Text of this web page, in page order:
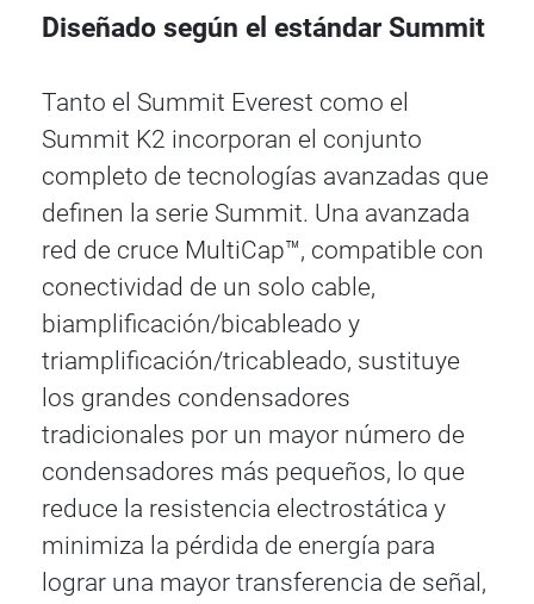
Diseñado según el estándar Summit
Tanto el Summit Everest como el
Summit K2 incorporan el conjunto
completo de tecnologías avanzadas que
definen la serie Summit. Una avanzada
red de cruce MultiCap™, compatible con
conectividad de un solo cable,
biamplificación/bicableado y
triamplificación/tricableado, sustituye
los grandes condensadores
tradicionales por un mayor número de
condensadores más pequeños, lo que
reduce la resistencia electrostática y
minimiza la pérdida de energía para
lograr una mayor transferencia de señal,